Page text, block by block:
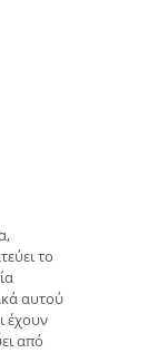
το
αυτού
έχουν
από